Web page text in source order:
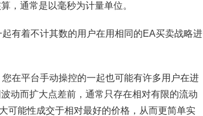
，通常是以毫秒为计量单位。
有着不计其数的用户在用相同的EA买卖战略进
在平台手动操控的一起也可能有许多用户在进
动而扩大点差前，通常只存在相对有限的流动
可能性成交于相对最好的价格，从而更简单实